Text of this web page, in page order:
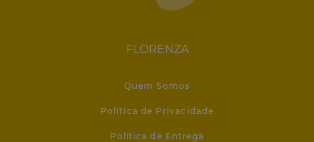
FLORENZA
Quem Somos
Política de Privacidade
Política de Entrega